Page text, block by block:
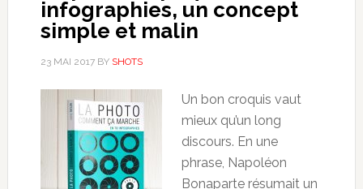
infographies, un concept
simple et malin
23 MAI 2017BY SHOTS
Un bon croquis vaut
mieux qu’un long
discours. En une
phrase, Napoléon
Bonaparte résumait un